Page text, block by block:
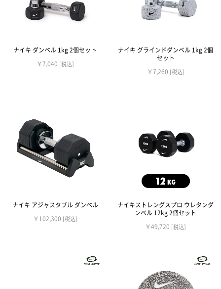
ナイキ ダンベル 1kg 2個セット
￥7,040 [税込]
ナイキ グラインドダンベル 1kg 2個
セット
￥7,260 [税込]
ナイキ アジャスタブル ダンベル
￥102,300 [税込]
ナイキストレングスプロ ウレタンダ
ンベル 12kg 2個セット
￥49,720 [税込]